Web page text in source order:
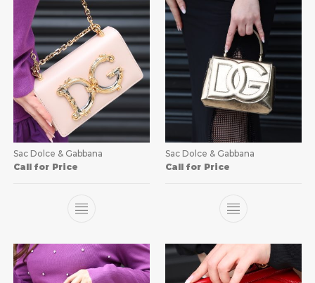
Sac Dolce & Gabbana
Call for Price
Sac Dolce & Gabbana
Call for Price